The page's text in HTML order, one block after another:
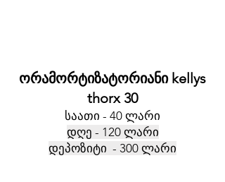
ორამორტიზატორიანი kellys
thorx 30
საათი - 40 ლარი
დღე - 120 ლარი
დეპოზიტი - 300 ლარი